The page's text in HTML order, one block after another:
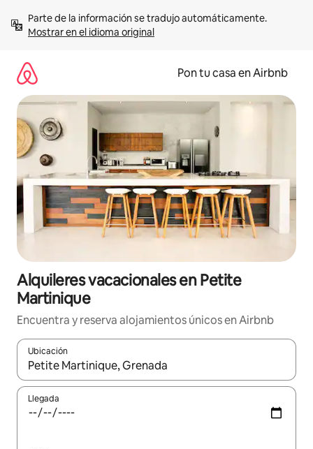
contenidoMostrar en el idioma original
Pon tu casa en Airbnb
Alquileres vacacionales en Petite
Martinique
Encuentra y reserva alojamientos únicos en Airbnb
Ubicación
Cuando los resultados estén disponibles, navega con las
Llegada